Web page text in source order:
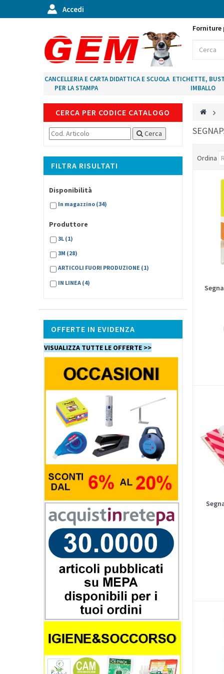
Accedi
Forniture
CANCELLERIA E CARTA
PER LA STAMPA
DIDATTICA E SCUOLA ETICHETTE,
IMBALLO
CERCA PER CODICE CATALOGO
Cerca
FILTRA RISULTATI
Disponibilità
In magazzino (34)
Produttore
3L (1)
3M (28)
ARTICOLI FUORI PRODUZIONE (1)
IN LINEA (4)
OFFERTE IN EVIDENZA
VISUALIZZA TUTTE LE OFFERTE >>
>
Ordina